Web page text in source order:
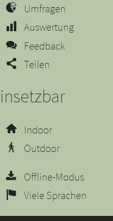
Umfragen
Auswertung
Feedback
Teilen
Indoor
Outdoor
Offline-Modus
Viele Sprachen